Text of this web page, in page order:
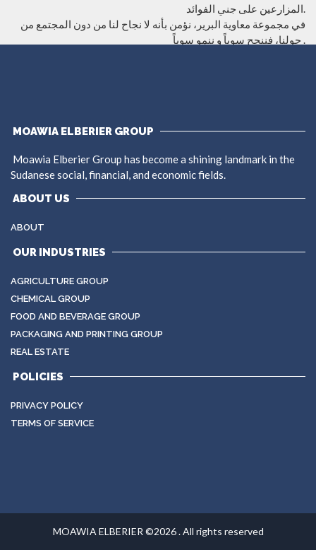
المزارعين على جني الفوائد.
في مجموعة معاوية البرير، نؤمن بأنه لا نجاح لنا من دون المجتمع من
حولنا، فننجح سوياً و ننمو سوياً .
MOAWIA ELBERIER GROUP
Moawia Elberier Group has become a shining landmark in the
Sudanese social, financial, and economic fields.
ABOUT US
ABOUT
OUR INDUSTRIES
AGRICULTURE GROUP
CHEMICAL GROUP
FOOD AND BEVERAGE GROUP
PACKAGING AND PRINTING GROUP
REAL ESTATE
POLICIES
PRIVACY POLICY
TERMS OF SERVICE
MOAWIA ELBERIER ©2026 . All rights reserved